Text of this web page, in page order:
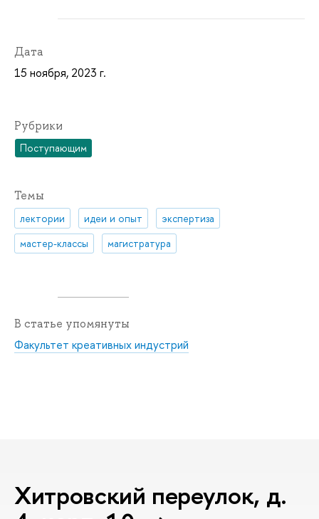
Дата
15 ноября, 2023 г.
Рубрики
Поступающим
Темы
лектории идеи и опыт
экспертиза
мастер-классы
магистратура
В статье упомянуты
Факультет креативных индустрий
Хитровский переулок, д.